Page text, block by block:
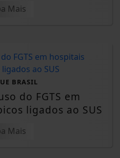
Mais
BRASIL
do FGTS em
ligados ao SUS
Mais